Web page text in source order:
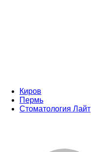
Киров
Пермь
Стоматология Лайт